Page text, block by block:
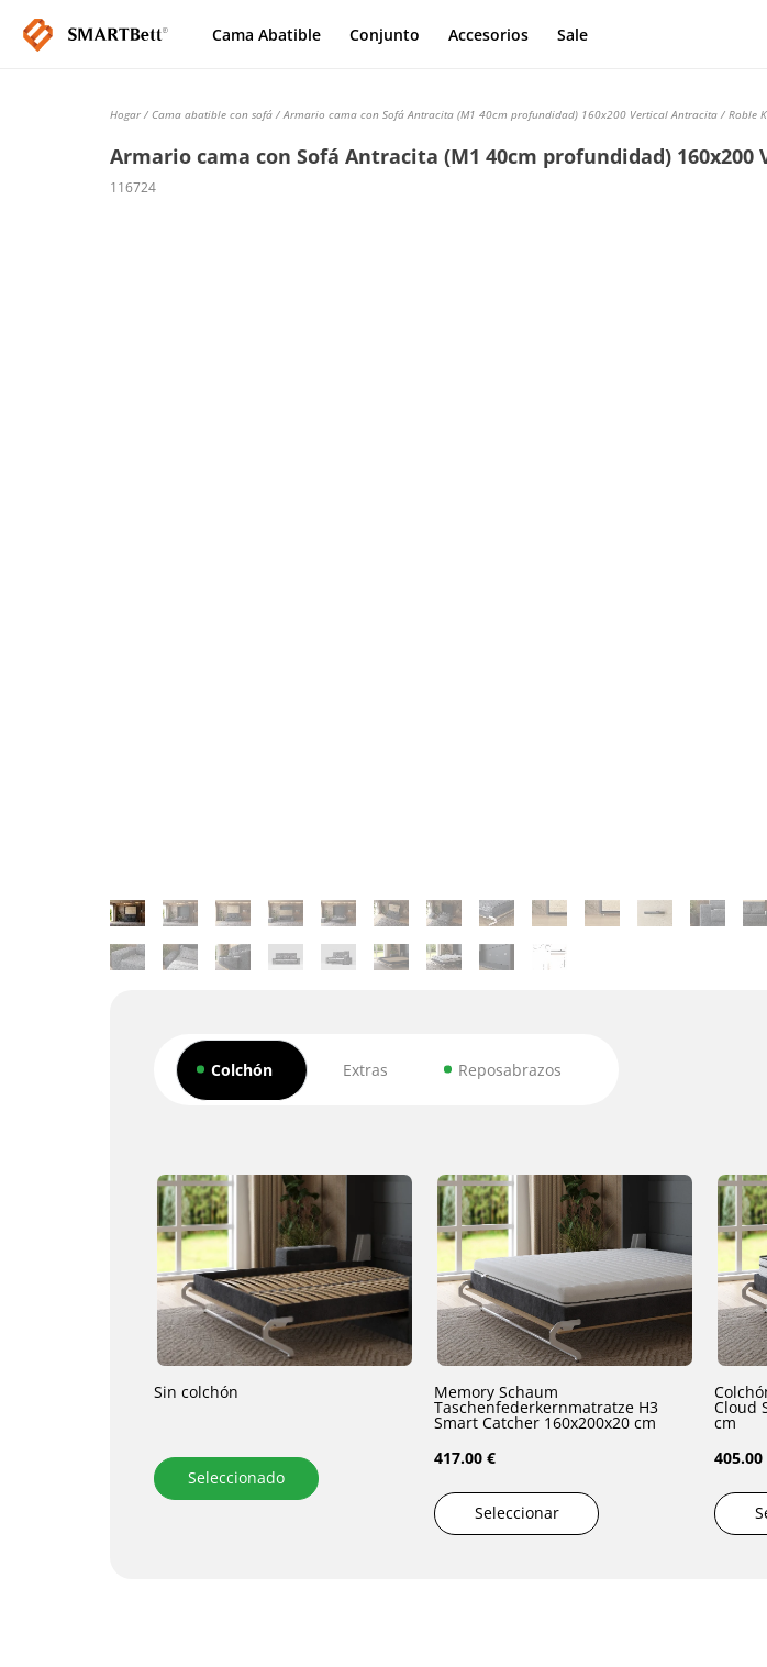
Cama Abatible Conjunto Accesorios Sale
Hogar / Cama abatible con sofá / Armario cama con Sofá Antracita (M1 40cm profundidad) 160x200 Vertical Antracita / Roble
Armario cama con Sofá Antracita (M1 40cm profundidad)
116724
Colchón Extras Reposabrazos
Sin colchón
Seleccionado
Memory Schaum
Taschenfederkernmatratze H3
Smart Catcher 160x200x20 cm
417.00 €
Seleccionar
Cloud
cm
405.00